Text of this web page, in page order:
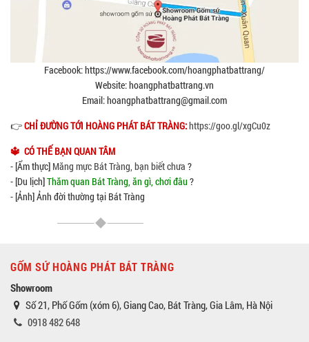
Facebook: https://www.facebook.com/hoangphatbattrang/
Website: hoangphatbattrang.vn
Email: hoangphatbattrang@gmail.com
👉CHỈ ĐƯỜNG TỚI HOÀNG PHÁT BÁT TRÀNG:https://goo.gl/xgCu0z
🔱 CÓ THẾ BẠN QUAN TÂM
- [Ẩm thực] Măng mực Bát Tràng, bạn biết chưa ?
- [Du lịch]Thăm quan Bát Tràng, ăn gì, chơi đâu ?
- [Ảnh] Ảnh đời thường tại Bát Tràng
GỐM SỨ HOÀNG PHÁT BÁT TRÀNG
Showroom
Số 21, Phố Gốm (xóm 6), Giang Cao, Bát Tràng, Gia Lâm, Hà Nội
0918 482 648